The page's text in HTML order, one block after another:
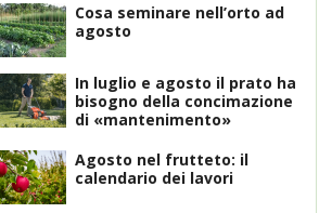
Cosa seminare nell’orto ad
agosto
In luglio e agosto il prato ha
bisogno della concimazione
di «mantenimento»
Agosto nel frutteto: il
calendario dei lavori